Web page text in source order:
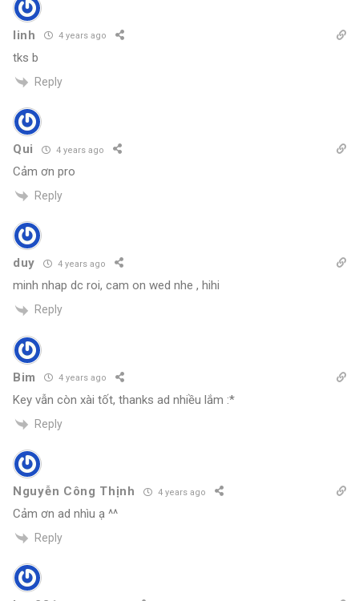
linh 4 years ago
tks b
Reply
Qui 4 years ago
Cảm ơn pro
Reply
duy 4 years ago
minh nhap dc roi, cam on wed nhe , hihi
Reply
Bim 4 years ago
Key vẫn còn xài tốt, thanks ad nhiều lắm :*
Reply
Nguyễn Công Thịnh 4 years ago
Cảm ơn ad nhìu ạ ^^
Reply